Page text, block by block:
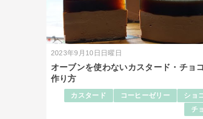
2023年9月10日日曜日
オーブンを使わないカスタード・チョ
作り方
カスタード コーヒーゼリー
ショ
チ